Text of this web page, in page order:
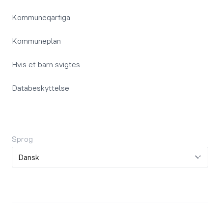
Kommuneqarfiga
Kommuneplan
Hvis et barn svigtes
Databeskyttelse
Sprog
Sprog